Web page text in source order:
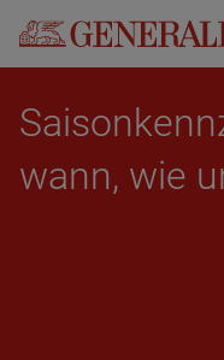
wann, wie